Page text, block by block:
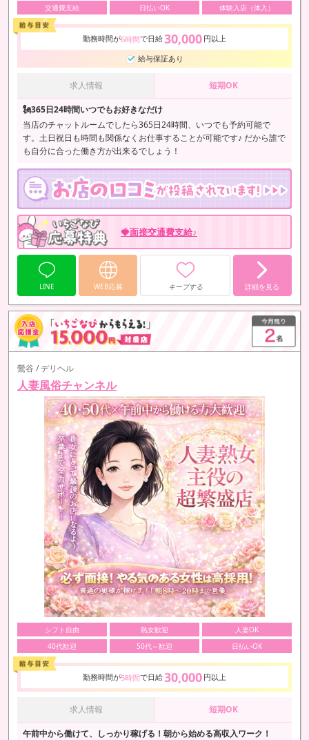
交通費支給
日払いOK 体験入店（体入）
勤務時間が6時間で日給30,000 円以上
給与保証あり
求人情報 短期OK
🗽365日24時間いつでもお好きなだけ
当店のチャットルームでしたら365日24時間、いつでも予約可能で
す。土日祝日も時間も関係なくお仕事することが可能です♪ だから誰で
も自分に合った働き方が出来るでしょう！
🍓面接交通費支給♪
LINE WEB応募 キープする 詳細を見る
鶯谷 / デリヘル
人妻風俗チャンネル
シフト自由 熟女歓迎
人妻OK
40代歓迎
50代～歓迎 日払いOK
勤務時間が5時間で日給30,000 円以上
求人情報 短期OK
午前中から働けて、しっかり稼げる！朝から始める高収入ワーク！